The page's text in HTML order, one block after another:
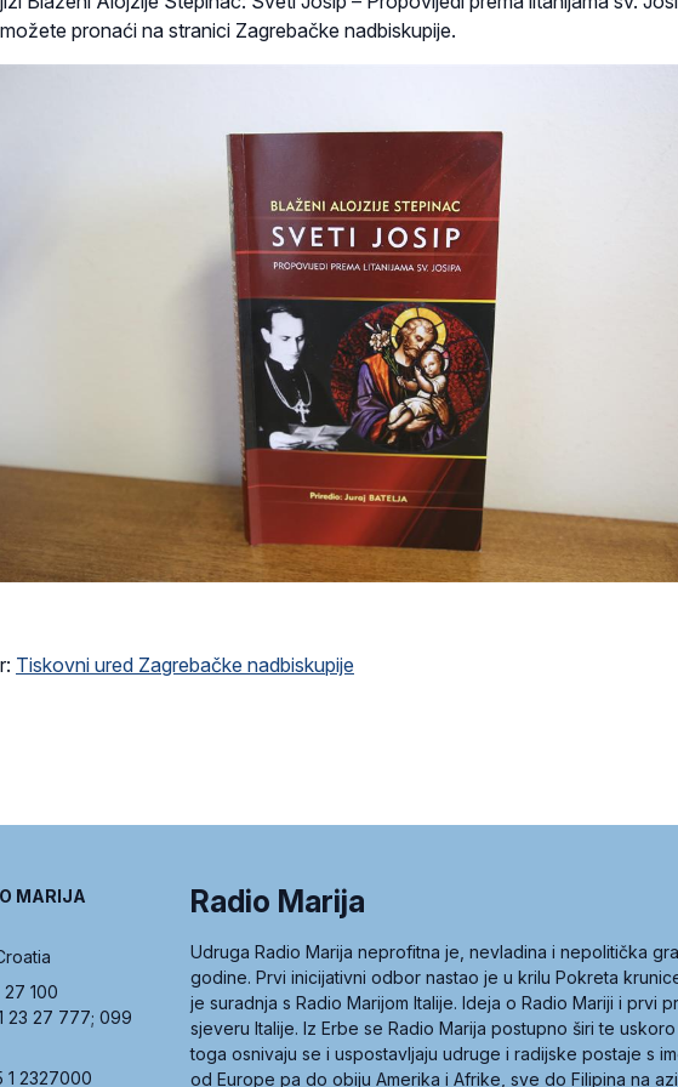
pronaći na stranici Zagrebačke nadbiskupije.
Tiskovni ured Zagrebačke nadbiskupije
MARIJA
100
23 27 777; 099
1 2327000
Radio Marija
Udruga Radio Marija neprofitna je, nevladina i nepolitička
godine. Prvi inicijativni odbor nastao je u krilu Pokreta
je suradnja s Radio Marijom Italije. Ideja o Radio Mariji i prvi
sjeveru Italije. Iz Erbe se Radio Marija postupno širi te
toga osnivaju se i uspostavljaju udruge i radijske postaje s
od Europe pa do obiju Amerika i Afrike, sve do Filipina na